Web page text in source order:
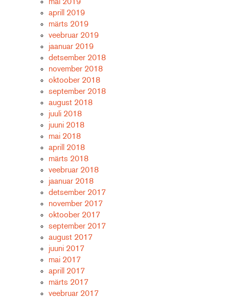
aprill 2019
märts 2019
veebruar 2019
jaanuar 2019
detsember 2018
november 2018
oktoober 2018
september 2018
august 2018
juuli 2018
juuni 2018
mai 2018
aprill 2018
märts 2018
veebruar 2018
jaanuar 2018
detsember 2017
november 2017
oktoober 2017
september 2017
august 2017
juuni 2017
mai 2017
aprill 2017
märts 2017
veebruar 2017